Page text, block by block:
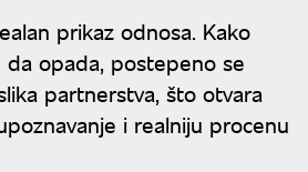
prikaz odnosa. Kako
opada, postepeno se
partnerstva, što otvara
i realniju procenu